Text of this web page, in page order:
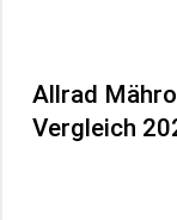
Allrad
Vergleich